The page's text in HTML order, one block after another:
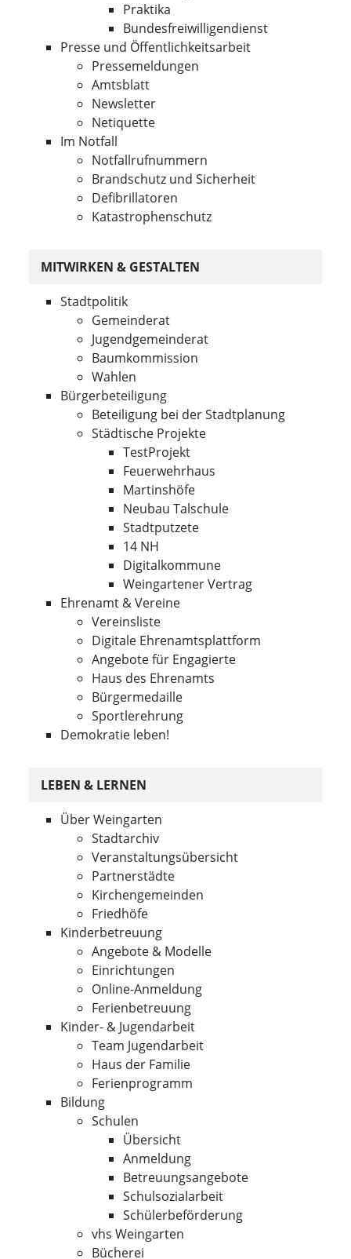
Praktika
Bundesfreiwilligendienst
Presse und Öffentlichkeitsarbeit
Pressemeldungen
Amtsblatt
Newsletter
Netiquette
Im Notfall
Notfallrufnummern
Brandschutz und Sicherheit
Defibrillatoren
Katastrophenschutz
MITWIRKEN & GESTALTEN
Stadtpolitik
Gemeinderat
Jugendgemeinderat
Baumkommission
Wahlen
Bürgerbeteiligung
Beteiligung bei der Stadtplanung
Städtische Projekte
TestProjekt
Feuerwehrhaus
Martinshöfe
Neubau Talschule
Stadtputzete
14 NH
Digitalkommune
Weingartener Vertrag
Ehrenamt & Vereine
Vereinsliste
Digitale Ehrenamtsplattform
Angebote für Engagierte
Haus des Ehrenamts
Bürgermedaille
Sportlerehrung
Demokratie leben!
LEBEN & LERNEN
Über Weingarten
Stadtarchiv
Veranstaltungsübersicht
Partnerstädte
Kirchengemeinden
Friedhöfe
Kinderbetreuung
Angebote & Modelle
Einrichtungen
Online-Anmeldung
Ferienbetreuung
Kinder- & Jugendarbeit
Team Jugendarbeit
Haus der Familie
Ferienprogramm
Bildung
Schulen
Übersicht
Anmeldung
Betreuungsangebote
Schulsozialarbeit
Schülerbeförderung
vhs Weingarten
Bücherei